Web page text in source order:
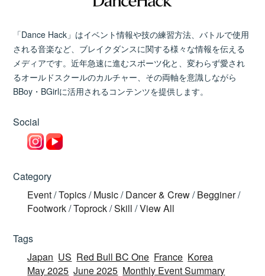
「Dance Hack」はイベント情報や技の練習方法、バトルで使用
される音楽など、ブレイクダンスに関する様々な情報を伝える
メディアです。近年急速に進むスポーツ化と、変わらず愛され
るオールドスクールのカルチャー、その両軸を意識しながら
BBoy・BGirlに活用されるコンテンツを提供します。
Social
Category
Event/Topics/ Music/ Dancer & Crew/ Begginer/
Footwork/Toprock/Skill /View All
Tags
Japan US Red Bull BC One France Korea
May 2025 June 2025 Monthly Event Summary